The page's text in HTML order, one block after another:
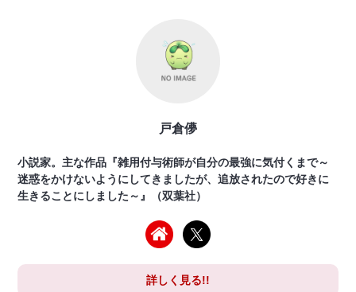
戸倉儚
小説家。主な作品『雑用付与術師が自分の最強に気付くまで～
迷惑をかけないようにしてきましたが、追放されたので好きに
生きることにしました～』（双葉社）
詳しく見る!!